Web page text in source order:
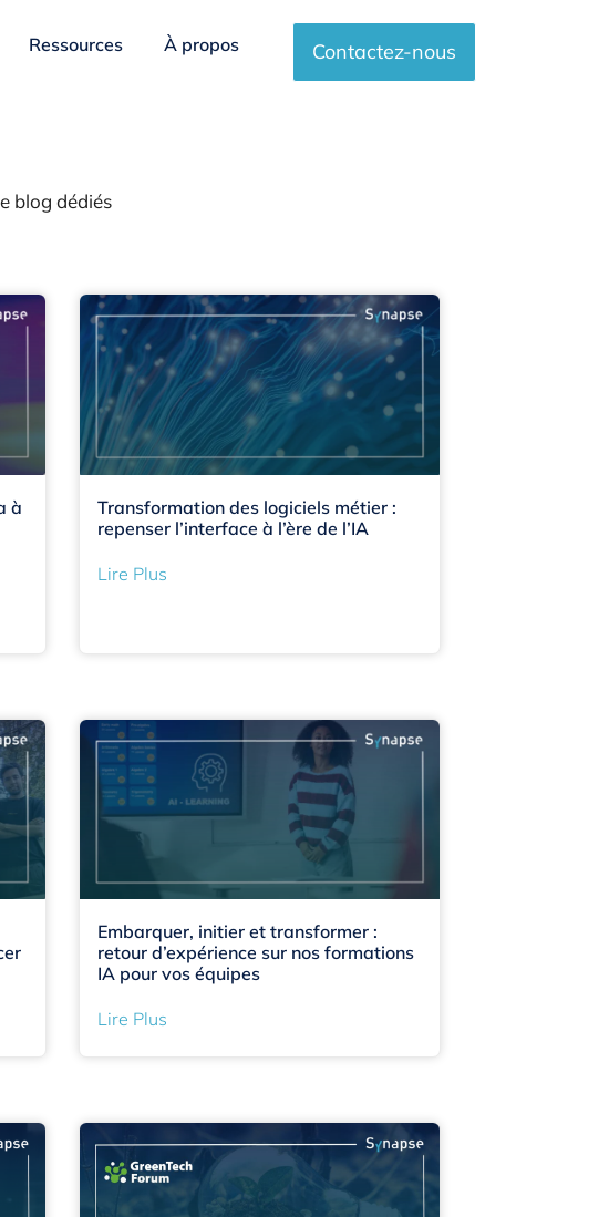
Ressources À propos Contactez-nous
blog dédiés
à
Transformation des logiciels métier :
repenser l’interface à l’ère de l’IA
Lire Plus
Embarquer, initier et transformer :
retour d’expérience sur nos formations
IA pour vos équipes
Lire Plus